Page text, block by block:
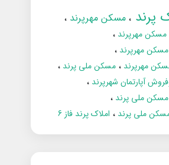
پرند مسکن مهرپرند
مهرپرند
مهرپرند
مهرپرند
مسکن ملی پرند
آپارتمان شهرپرند
ملی پرند
مسکن ملی پرند
املاک پرند فاز 6